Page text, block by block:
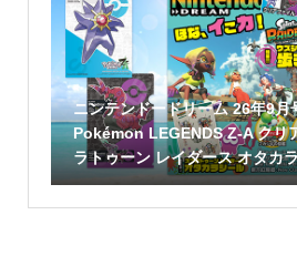
ニンテンドードリーム 26年9月
Pokémon LEGENDS Z-A クリ
ラトゥーン レイダース オタカ